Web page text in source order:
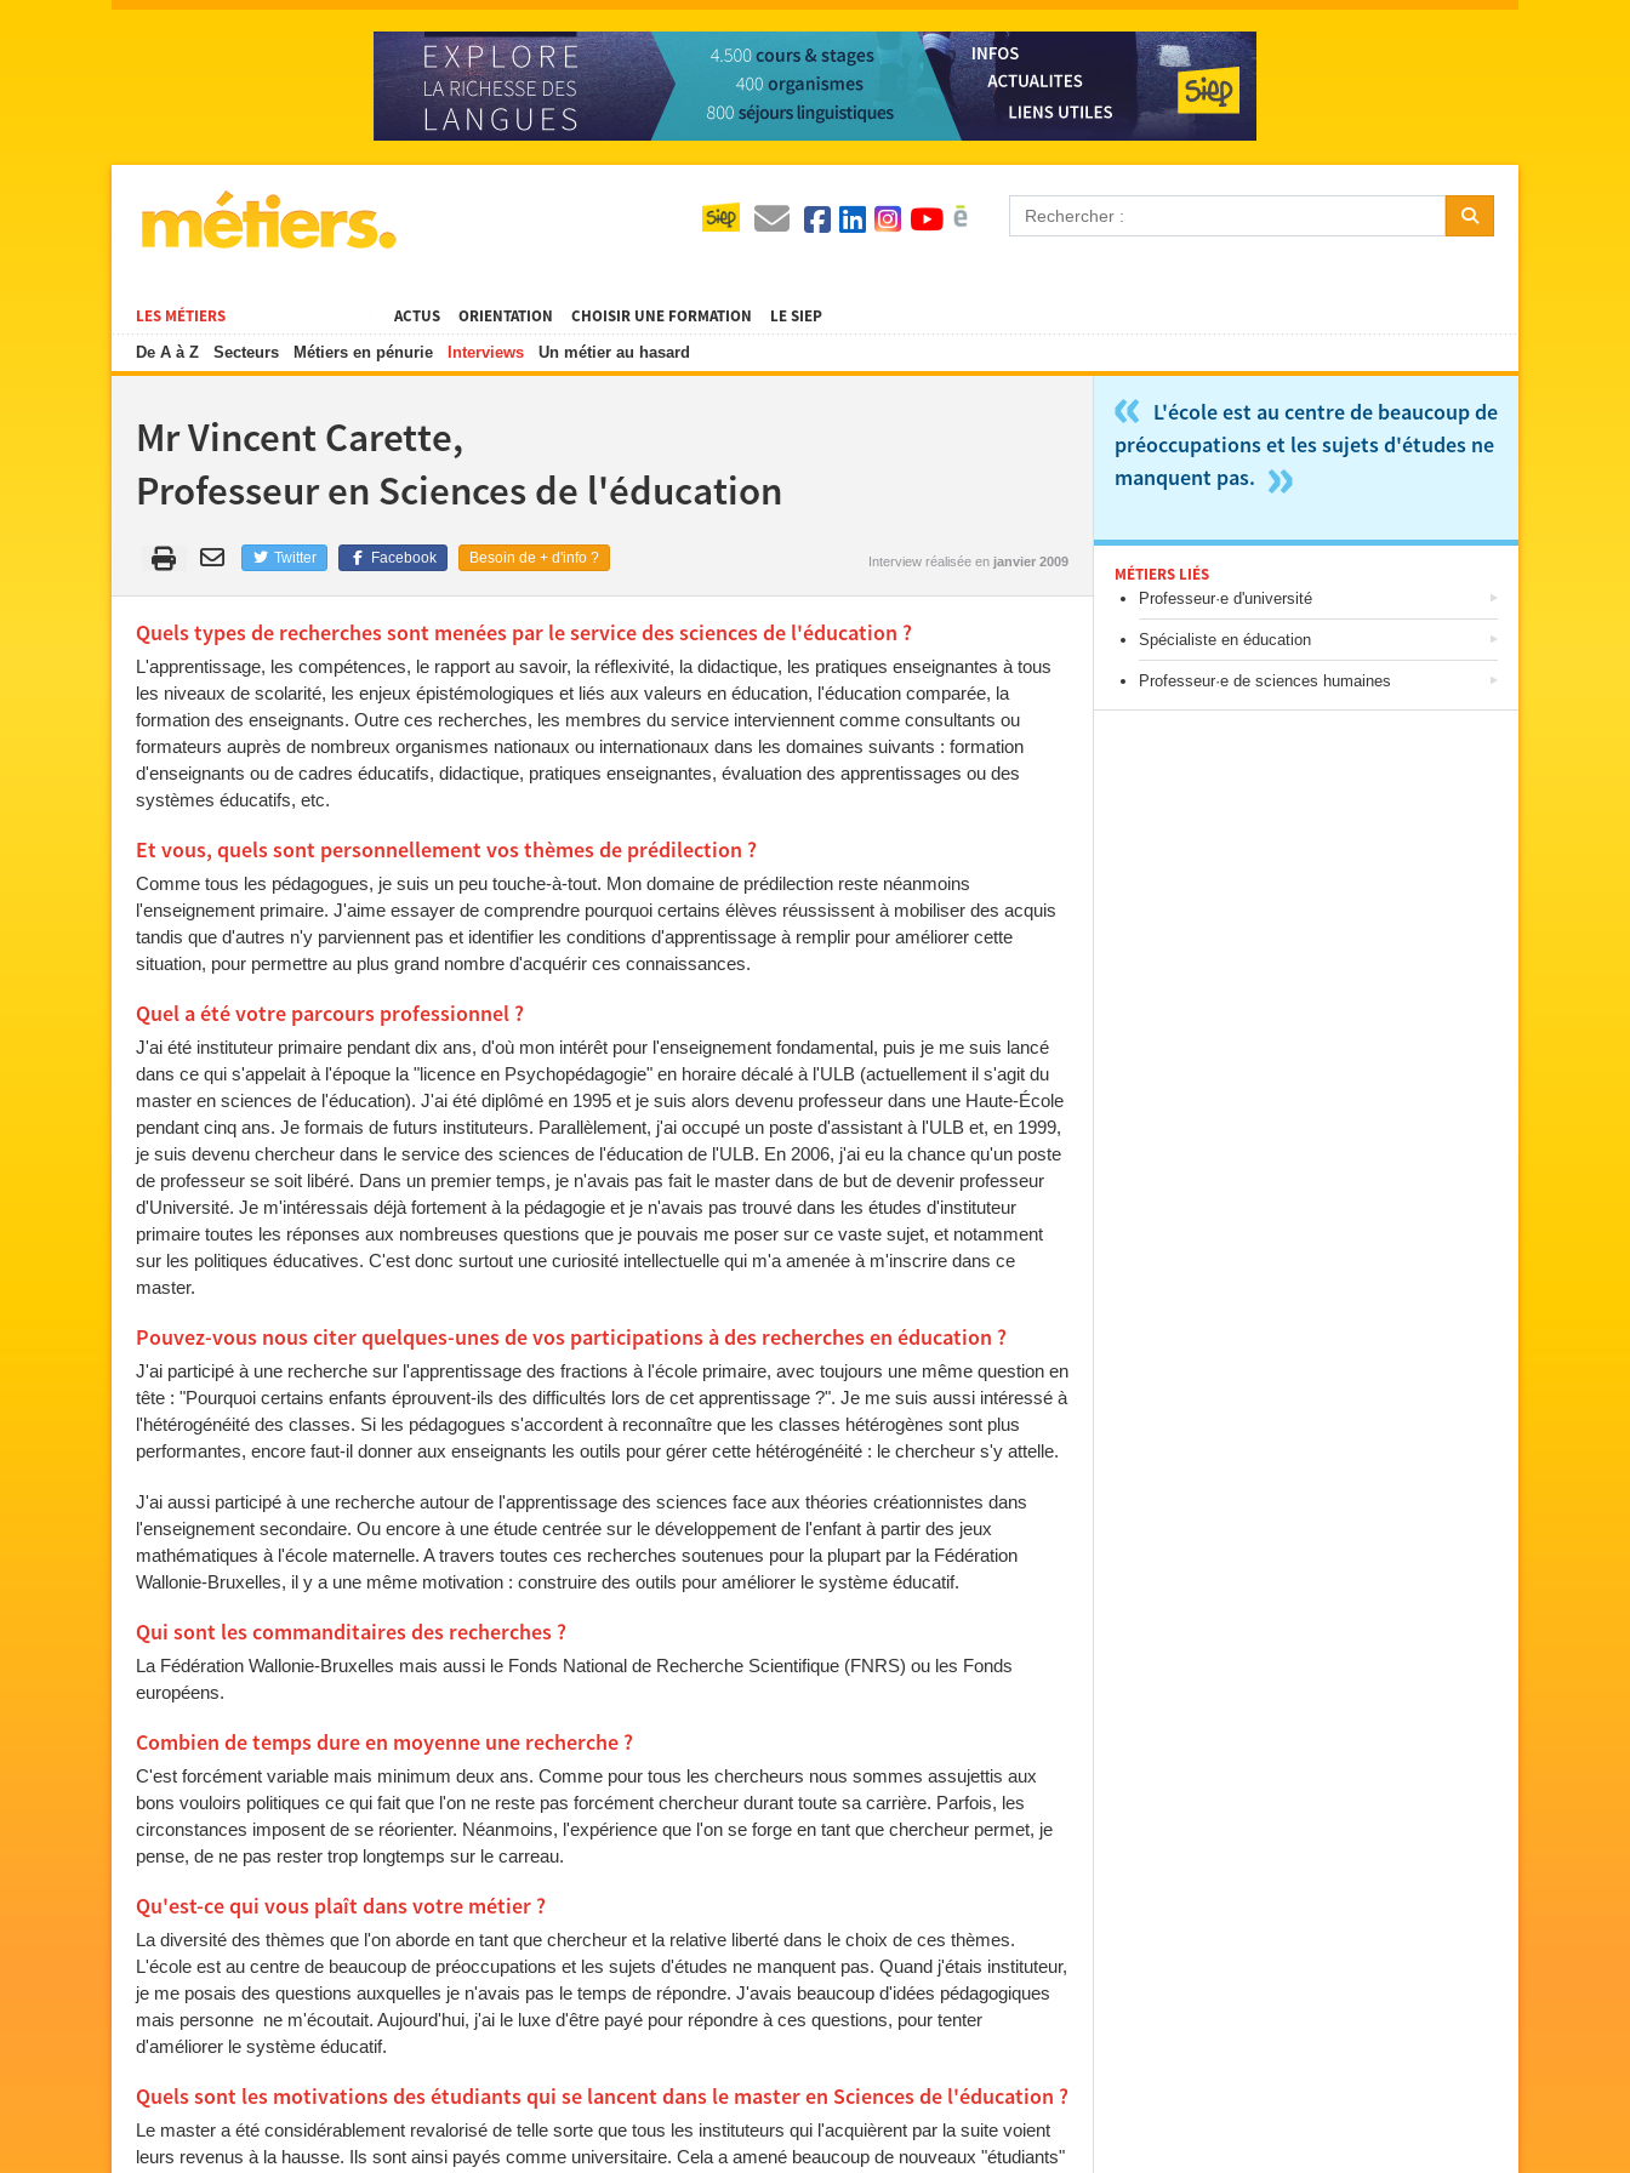
LES MÉTIERS
De A à Z Secteurs Métiers en pénurie Interviews Un métier au hasard
ACTUS ORIENTATION CHOISIR UNE FORMATION LE SIEP
Mr Vincent Carette,
Professeur en Sciences de l'éducation
Twitter Facebook Besoin de + d'info ? Interview réalisée en janvier 2009
Quels types de recherches sont menées par le service des sciences de l'éducation ?
L'apprentissage, les compétences, le rapport au savoir, la réflexivité, la didactique, les pratiques enseignantes à tous
les niveaux de scolarité, les enjeux épistémologiques et liés aux valeurs en éducation, l'éducation comparée, la
formation des enseignants. Outre ces recherches, les membres du service interviennent comme consultants ou
formateurs auprès de nombreux organismes nationaux ou internationaux dans les domaines suivants : formation
d'enseignants ou de cadres éducatifs, didactique, pratiques enseignantes, évaluation des apprentissages ou des
systèmes éducatifs, etc.
Et vous, quels sont personnellement vos thèmes de prédilection ?
Comme tous les pédagogues, je suis un peu touche-à-tout. Mon domaine de prédilection reste néanmoins
l'enseignement primaire. J'aime essayer de comprendre pourquoi certains élèves réussissent à mobiliser des acquis
tandis que d'autres n'y parviennent pas et identifier les conditions d'apprentissage à remplir pour améliorer cette
situation, pour permettre au plus grand nombre d'acquérir ces connaissances.
Quel a été votre parcours professionnel ?
J'ai été instituteur primaire pendant dix ans, d'où mon intérêt pour l'enseignement fondamental, puis je me suis lancé
dans ce qui s'appelait à l'époque la "licence en Psychopédagogie" en horaire décalé à l'ULB (actuellement il s'agit du
master en sciences de l'éducation). J'ai été diplômé en 1995 et je suis alors devenu professeur dans une Haute-École
pendant cinq ans. Je formais de futurs instituteurs. Parallèlement, j'ai occupé un poste d'assistant à l'ULB et, en 1999,
je suis devenu chercheur dans le service des sciences de l'éducation de l'ULB. En 2006, j'ai eu la chance qu'un poste
de professeur se soit libéré. Dans un premier temps, je n'avais pas fait le master dans de but de devenir professeur
d'Université. Je m'intéressais déjà fortement à la pédagogie et je n'avais pas trouvé dans les études d'instituteur
primaire toutes les réponses aux nombreuses questions que je pouvais me poser sur ce vaste sujet, et notamment
sur les politiques éducatives. C'est donc surtout une curiosité intellectuelle qui m'a amenée à m'inscrire dans ce
master.
Pouvez-vous nous citer quelques-unes de vos participations à des recherches en éducation ?
J'ai participé à une recherche sur l'apprentissage des fractions à l'école primaire, avec toujours une même question en
tête : "Pourquoi certains enfants éprouvent-ils des difficultés lors de cet apprentissage ?". Je me suis aussi intéressé à
l'hétérogénéité des classes. Si les pédagogues s'accordent à reconnaître que les classes hétérogènes sont plus
performantes, encore faut-il donner aux enseignants les outils pour gérer cette hétérogénéité : le chercheur s'y attelle.
J'ai aussi participé à une recherche autour de l'apprentissage des sciences face aux théories créationnistes dans
l'enseignement secondaire. Ou encore à une étude centrée sur le développement de l'enfant à partir des jeux
mathématiques à l'école maternelle. A travers toutes ces recherches soutenues pour la plupart par la Fédération
Wallonie-Bruxelles, il y a une même motivation : construire des outils pour améliorer le système éducatif.
Qui sont les commanditaires des recherches ?
La Fédération Wallonie-Bruxelles mais aussi le Fonds National de Recherche Scientifique (FNRS) ou les Fonds
européens.
Combien de temps dure en moyenne une recherche ?
C'est forcément variable mais minimum deux ans. Comme pour tous les chercheurs nous sommes assujettis aux
bons vouloirs politiques ce qui fait que l'on ne reste pas forcément chercheur durant toute sa carrière. Parfois, les
circonstances imposent de se réorienter. Néanmoins, l'expérience que l'on se forge en tant que chercheur permet, je
pense, de ne pas rester trop longtemps sur le carreau.
Qu'est-ce qui vous plaît dans votre métier ?
La diversité des thèmes que l'on aborde en tant que chercheur et la relative liberté dans le choix de ces thèmes.
L'école est au centre de beaucoup de préoccupations et les sujets d'études ne manquent pas. Quand j'étais instituteur,
je me posais des questions auxquelles je n'avais pas le temps de répondre. J'avais beaucoup d'idées pédagogiques
mais personne ne m'écoutait. Aujourd'hui, j'ai le luxe d'être payé pour répondre à ces questions, pour tenter
d'améliorer le système éducatif.
Quels sont les motivations des étudiants qui se lancent dans le master en Sciences de l'éducation ?
Le master a été considérablement revalorisé de telle sorte que tous les instituteurs qui l'acquièrent par la suite voient
leurs revenus à la hausse. Ils sont ainsi payés comme universitaire. Cela a amené beaucoup de nouveaux "étudiants"
« L'école est au centre de beaucoup de
préoccupations et les sujets d'études ne
manquent pas. »
MÉTIERS LIÉS
Professeur·e d'université
Spécialiste en éducation
Professeur·e de sciences humaines